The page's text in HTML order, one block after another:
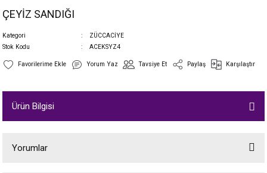
ÇEYİZ SANDIĞI
Kategori
ZÜCCACİYE
Stok Kodu
ACEKSYZ4
Yorum Yaz Tavsiye Et Paylaş Karşılaştır
Ürün Bilgisi
Yorumlar